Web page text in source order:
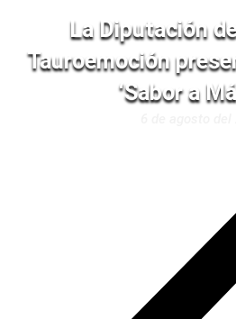
La Diputación
Tauroemoción
‘Sabor a